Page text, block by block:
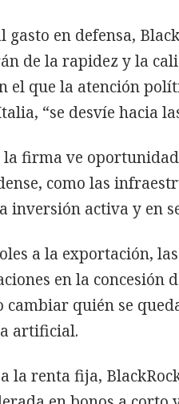
gasto en defensa,
de la rapidez y la
el que la atención
“se desvíe hacia
la firma ve
como las
inversión activa y en
a la exportación,
en la concesión
cambiar quién se
artificial.
la renta fija,